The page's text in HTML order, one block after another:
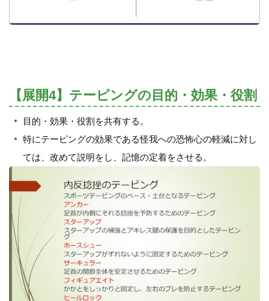
【展開4】テーピングの目的・効果・役割
目的・効果・役割を共有する。
特にテーピングの効果である怪我への恐怖心の軽減に対し
ては、改めて説明をし、記憶の定着をさせる。